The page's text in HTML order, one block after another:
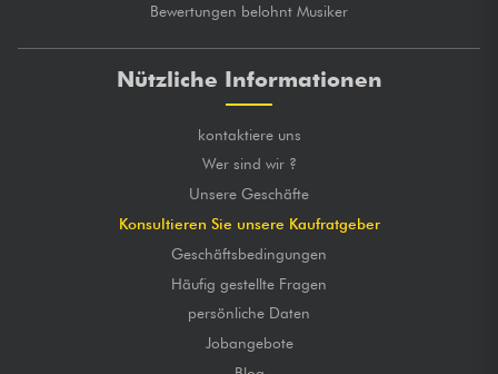
Bewertungen belohnt Musiker
Nützliche Informationen
kontaktiere uns
Wer sind wir ?
Unsere Geschäfte
Konsultieren Sie unsere Kaufratgeber
Geschäftsbedingungen
Häufig gestellte Fragen
persönliche Daten
Jobangebote